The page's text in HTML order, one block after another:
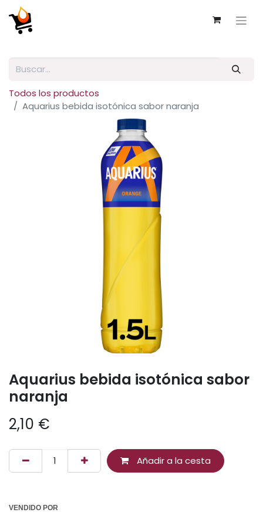
Todos los productos
Aquarius bebida isotónica sabor naranja
Aquarius bebida isotónica sabor
naranja
2,10 €
Añadir a la cesta
VENDIDO POR